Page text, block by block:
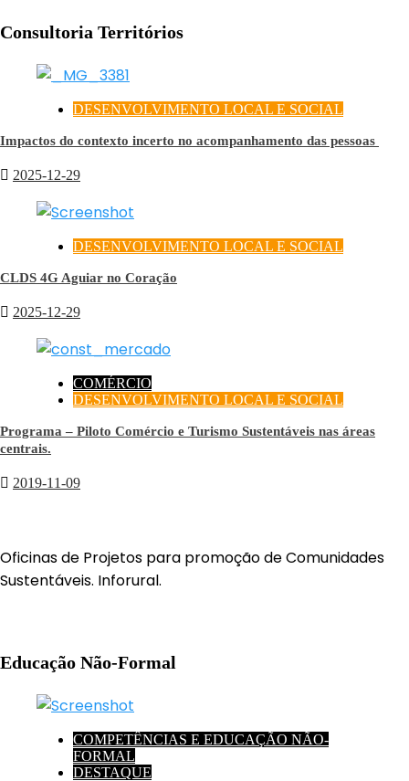
Consultoria Territórios
DESENVOLVIMENTO LOCAL E SOCIAL
Impactos do contexto incerto no acompanhamento das pessoas
2025-12-29
DESENVOLVIMENTO LOCAL E SOCIAL
CLDS 4G Aguiar no Coração
2025-12-29
COMÉRCIO
DESENVOLVIMENTO LOCAL E SOCIAL
Programa – Piloto Comércio e Turismo Sustentáveis nas áreas
centrais.
2019-11-09
Oficinas de Projetos para promoção de Comunidades
Sustentáveis. Inforural.
Educação Não-Formal
COMPETÊNCIAS E EDUCAÇÃO NÃO-
FORMAL
DESTAQUE